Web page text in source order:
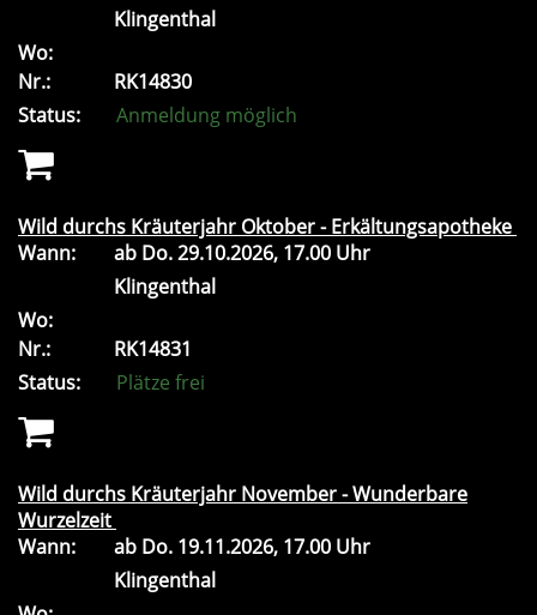
Klingenthal
Wo:
Nr.:
RK14830
Status:
Anmeldung möglich
Wild durchs Kräuterjahr Oktober - Erkältungsapotheke
Wann:
ab Do.29.10.2026, 17.00 Uhr
Klingenthal
Wo:
Nr.:
RK14831
Status:
Plätze frei
Wild durchs Kräuterjahr November - Wunderbare
Wurzelzeit
Wann:
ab Do. 19.11.2026, 17.00 Uhr
Klingenthal